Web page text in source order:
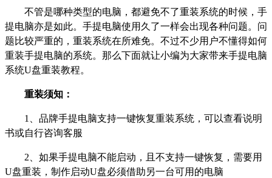
不管是哪种类型的电脑，都避免不了重装系统的时候，手
提电脑亦是如此。手提电脑使用久了一样会出现各种问题。问
题比较严重的，重装系统在所难免。不过不少用户不懂得如何
重装手提电脑的系统。那么下面就让小编为大家带来手提电脑
系统U盘重装教程。
重装须知：
1、品牌手提电脑支持一键恢复重装系统，可以查看说明
书或自行咨询客服
2、如果手提电脑不能启动，且不支持一键恢复，需要用
U盘重装，制作启动U盘必须借助另一台可用的电脑